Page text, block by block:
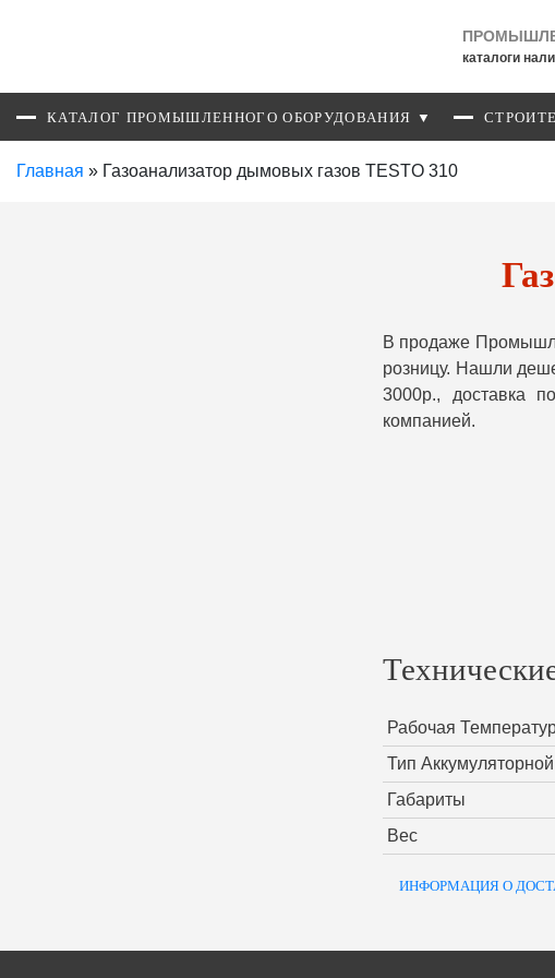
каталоги
КАТАЛОГ ПРОМЫШЛЕННОГО ОБОРУДОВАНИЯ ▼
Главная » Газоанализатор дымовых газов TESTO 310
В продаже
розницу. Нашли
3000р., доставка
компанией.
Рабочая
Тип
Габариты
Вес
ИНФОРМАЦИЯ О